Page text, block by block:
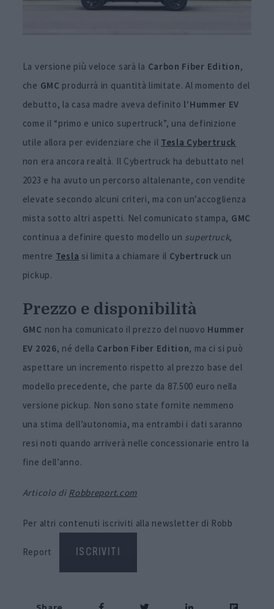
La versione più veloce sarà la Carbon Fiber Edition,
che GMC produrrà in quantità limitate. Al momento del
debutto, la casa madre aveva definito l’Hummer EV
come il “primo e unico supertruck”, una definizione
utile allora per evidenziare che il Tesla Cybertruck
non era ancora realtà. Il Cybertruck ha debuttato nel
2023 e ha avuto un percorso altalenante, con vendite
elevate secondo alcuni criteri, ma con un’accoglienza
mista sotto altri aspetti. Nel comunicato stampa, GMC
continua a definire questo modello un supertruck,
mentre Tesla si limita a chiamare il Cybertruck un
pickup.
Prezzo e disponibilità
GMC non ha comunicato il prezzo del nuovo Hummer
EV 2026, né della Carbon Fiber Edition, ma ci si può
aspettare un incremento rispetto al prezzo base del
modello precedente, che parte da 87.500 euro nella
versione pickup. Non sono state fornite nemmeno
una stima dell’autonomia, ma entrambi i dati saranno
resi noti quando arriverà nelle concessionarie entro la
fine dell’anno.
Articolo di Robbreport.com
Per altri contenuti iscriviti alla newsletter di Robb
Report ISCRIVITI